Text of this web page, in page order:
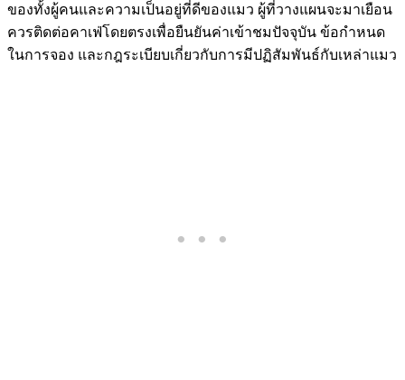
ของทั้งผู้คนและความเป็นอยู่ที่ดีของแมว ผู้ที่วางแผนจะมาเยือน
ควรติดต่อคาเฟ่โดยตรงเพื่อยืนยันค่าเข้าชมปัจจุบัน ข้อกำหนด
ในการจอง และกฎระเบียบเกี่ยวกับการมีปฏิสัมพันธ์กับเหล่าแมว